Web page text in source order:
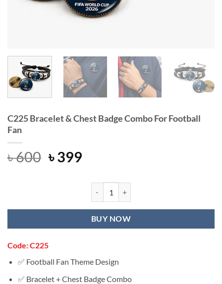
C225 Bracelet & Chest Badge Combo For Football
Fan
৳600 Original
৳399Current
is:
৳ 399.C225 Bracelet & Chest Badge
BUY NOW
Code: C225
✅ Football Fan Theme Design
✅ Bracelet + Chest Badge Combo